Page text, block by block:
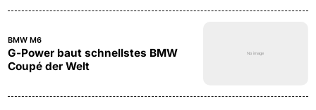
BMW M6
G-Power baut schnellstes BMW
Coupé der Welt